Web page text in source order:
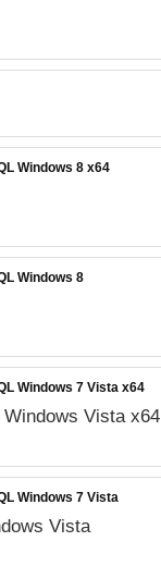
Windows 8 x64
Windows 8
Windows 7 Vista x64
Vista x64
Windows 7 Vista
Vista